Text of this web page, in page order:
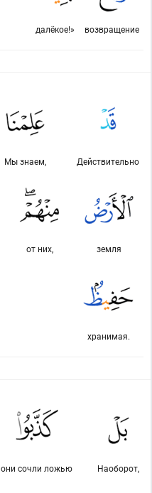
возвращение
далёкое!»
Действительно
Мы знаем,
земля
от них,
хранимая.
Наоборот,
они сочли ложью